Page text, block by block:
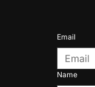
Email
Name